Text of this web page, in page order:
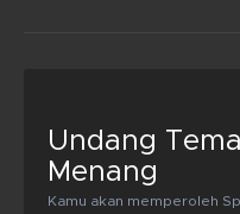
Undang
Menang
Kamu akan memperoleh